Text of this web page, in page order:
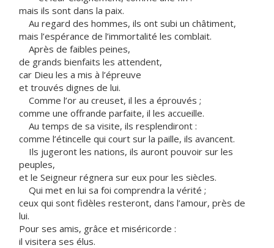
mais ils sont dans la paix.
Au regard des hommes, ils ont subi un châtiment,
mais l’espérance de l’immortalité les comblait.
Après de faibles peines,
de grands bienfaits les attendent,
car Dieu les a mis à l’épreuve
et trouvés dignes de lui.
Comme l’or au creuset, il les a éprouvés ;
comme une offrande parfaite, il les accueille.
Au temps de sa visite, ils resplendiront :
comme l’étincelle qui court sur la paille, ils avancent.
Ils jugeront les nations, ils auront pouvoir sur les
peuples,
et le Seigneur régnera sur eux pour les siècles.
Qui met en lui sa foi comprendra la vérité ;
ceux qui sont fidèles resteront, dans l’amour, près de
lui.
Pour ses amis, grâce et miséricorde :
il visitera ses élus.